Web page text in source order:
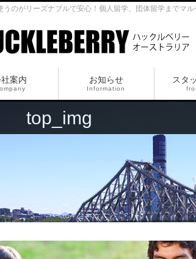
のがリーズナブルで安心！個人留学、団体留学までマ
案内 お知らせ
Information
スタ
top_img